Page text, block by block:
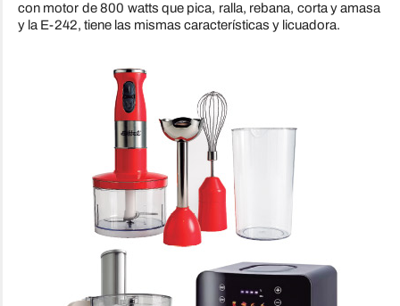
con motor de 800 watts que pica, ralla, rebana, corta y amasa
y la E-242, tiene las mismas características y licuadora.